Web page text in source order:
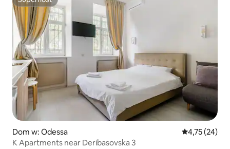
Superhost
Dom w: Odessa Średnia
4,75 (24)
K Apartments near Deribasovska 3